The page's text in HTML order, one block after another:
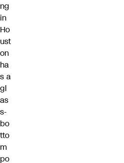
ng
in
Ho
ust
on
ha
s a
gl
as
s-
bo
tto
m
po